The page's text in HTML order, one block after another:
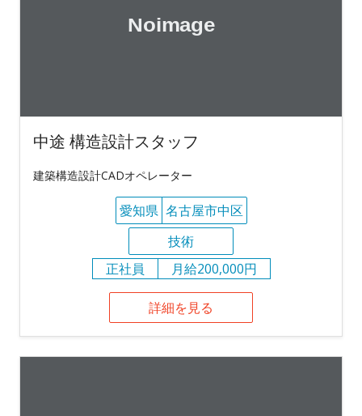
中途 構造設計スタッフ
建築構造設計CADオペレーター
愛知県 名古屋市中区
技術
正社員
月給200,000円
詳細を見る